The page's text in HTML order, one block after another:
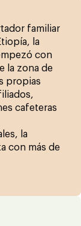
familiar
la
con
la zona de
propias
cafeteras
la
con más de